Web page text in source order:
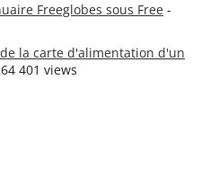
Freeglobes sous Free -
la carte d'alimentation d'un
401 views